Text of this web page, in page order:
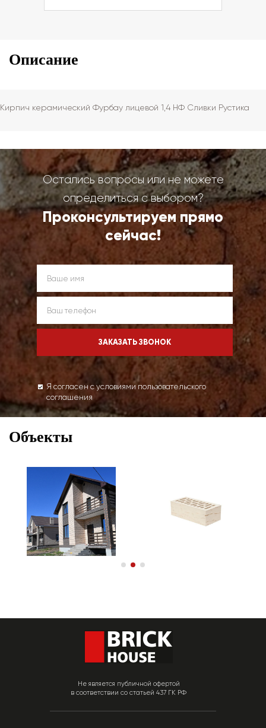
Описание
Кирпич керамический Фурбау лицевой 1,4 НФ Сливки Рустика
Остались вопросы или не можете
определиться с выбором?
Проконсультируем прямо
сейчас!
Я согласен с условиями пользовательского
соглашения
Объекты
Не является публичной офертой
в соответствии со статьей 437 ГК РФ